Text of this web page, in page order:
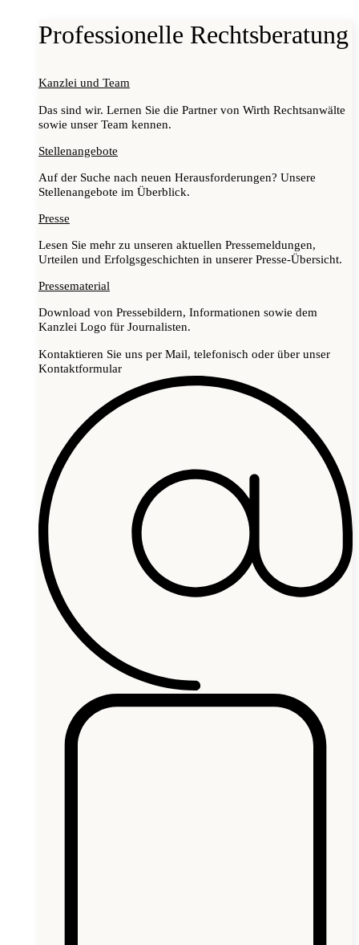
Professionelle Rechtsberatung
Kanzlei und Team
Das sind wir. Lernen Sie die Partner von Wirth Rechtsanwälte
sowie unser Team kennen.
Stellenangebote
Auf der Suche nach neuen Herausforderungen? Unsere
Stellenangebote im Überblick.
Presse
Lesen Sie mehr zu unseren aktuellen Pressemeldungen,
Urteilen und Erfolgsgeschichten in unserer Presse-Übersicht.
Pressematerial
Download von Pressebildern, Informationen sowie dem
Kanzlei Logo für Journalisten.
Kontaktieren Sie uns per Mail, telefonisch oder über unser
Kontaktformular